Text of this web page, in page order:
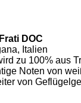
DOC
Italien
zu 100% aus
Noten von
von